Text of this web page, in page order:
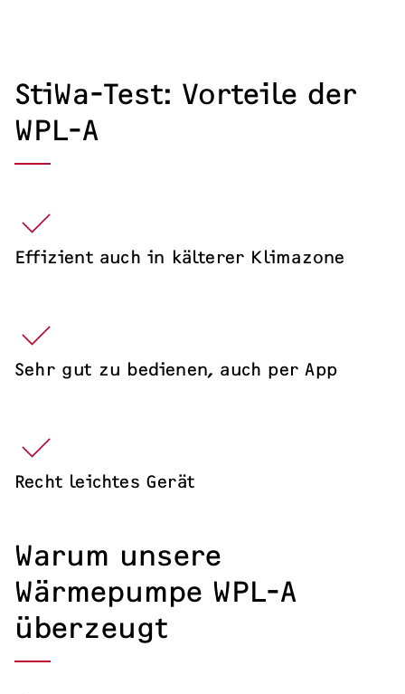
Seminare
Messen & Events
StiWa-Test: Vorteile der
WPL-A
Effizient auch in kälterer Klimazone
Sehr gut zu bedienen, auch per App
Recht leichtes Gerät
Warum unsere
Wärmepumpe WPL-A
überzeugt